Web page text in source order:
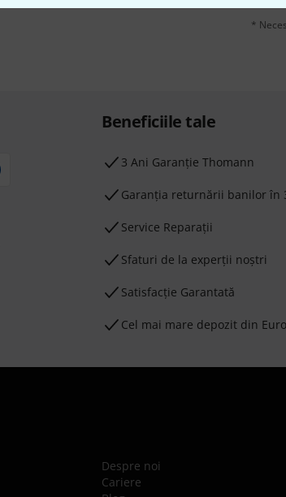
*
Beneficiile tale
3 Ani Garanție Thomann
Garanţia returnării banilor în
Service Reparații
Sfaturi de la experții noștri
Satisfacție Garantată
Cel mai mare depozit din
Despre noi
Cariere